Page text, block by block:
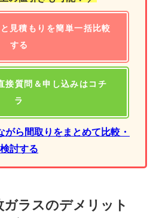
見積もりを簡単一括比較
する
接質問＆申し込みはコチ
ラ
がら間取りをまとめて比較・
検討する
ガラスのデメリット